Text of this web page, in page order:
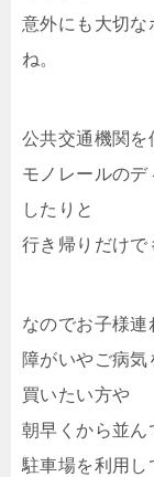
意外にも大切な
ね。
公共交通機関を
モノレールの
したりと
行き帰りだけで
なのでお子様連
障がいやご病
買いたい方や
朝早くから並ん
駐車場を利用し